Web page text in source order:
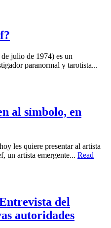
julio de 1974) es un
paranormal y tarotista...
al símbolo, en
les quiere presentar al artista
un artista emergente... Read
del
autoridades